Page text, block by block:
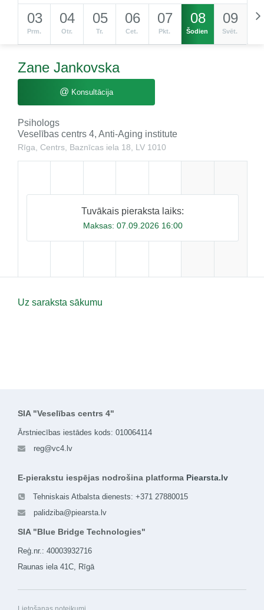
03
Prm.
04
Otr.
05
Tr.
06
Cet.
07
Pkt.
08
Šodien
09
Svēt.
Zane Jankovska
@ Konsultācija
Psihologs
Veselības centrs 4, Anti-Aging institute
Rīga, Centrs, Baznīcas iela 18, LV 1010
Tuvākais pieraksta laiks:
Maksas: 07.09.2026 16:00
Uz saraksta sākumu
SIA "Veselības centrs 4"
Ārstniecības iestādes kods: 010064114
reg@vc4.lv
E-pierakstu iespējas nodrošina platforma Piearsta.lv
Tehniskais Atbalsta dienests: +371 27880015
palidziba@piearsta.lv
SIA "Blue Bridge Technologies"
Reģ.nr.: 40003932716
Raunas iela 41C, Rīgā